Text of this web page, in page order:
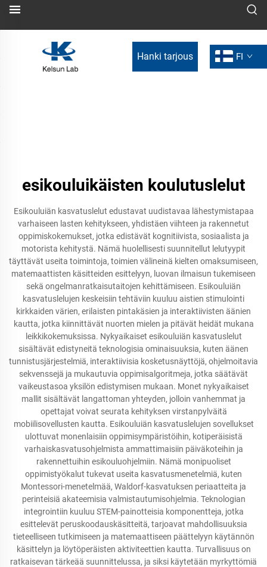
Hanki tarjous FI
esikouluikäisten koulutuslelut
Esikouluiän kasvatuslelut edustavat uudistavaa lähestymistapaa
varhaiseen lasten kehitykseen, yhdistäen viihteen ja rakennetut
oppimiskokemukset, jotka edistävät kognitiivista, sosiaalista ja
motorista kehitystä. Nämä huolellisesti suunnitellut lelutyypit
täyttävät useita toimintoja, toimien välineinä kielten omaksumiseen,
matemaattisten käsitteiden esittelyyn, luovan ilmaisun tukemiseen
sekä ongelmanratkaisutaitojen kehittämiseen. Esikouluiän
kasvatuslelujen keskeisiin tehtäviin kuuluu aistien stimulointi
kirkkaiden värien, erilaisten pintakäsien ja interaktiivisten äänien
kautta, jotka kiinnittävät nuorten mielen ja pitävät heidät mukana
leikkikokemuksissa. Nykyaikaiset esikouluiän kasvatuslelut
sisältävät edistyneitä teknologisia ominaisuuksia, kuten äänen
tunnistusjärjestelmiä, interaktiivisia kosketusnäyttöjä, ohjelmoitavia
sekvenssejä ja mukautuvia oppimisalgoritmeja, jotka säätävät
vaikeustasoa yksilön edistymisen mukaan. Monet nykyaikaiset
mallit sisältävät langattoman yhteyden, jolloin vanhemmat ja
opettajat voivat seurata kehityksen virstanpylväitä
mobiilisovellusten kautta. Esikouluiän kasvatuslelujen sovellukset
ulottuvat monenlaisiin oppimisympäristöihin, kotiperäisistä
varhaiskasvatusohjelmista ammattimaisiin päiväkoteihin ja
rakennettuihin esikouluohjelmiin. Nämä monipuoliset
oppimistyökalut tukevat useita kasvatusmenetelmiä, kuten
Montessori-menetelmää, Waldorf-kasvatuksen periaatteita ja
perinteisiä akateemisia valmistautumisohjelmia. Teknologian
integrointiin kuuluu STEM-painotteisia komponentteja, jotka
esittelevät peruskoodauskäsitteitä, tarjoavat mahdollisuuksia
tieteelliseen tutkimiseen ja matemaattiseen päättelyyn käytännön
käsittelyn ja löytöperäisten aktiviteettien kautta. Turvallisuus on
ratkaisevan tärkeää suunnittelussa, ja siksi käytetään myrkyttömiä